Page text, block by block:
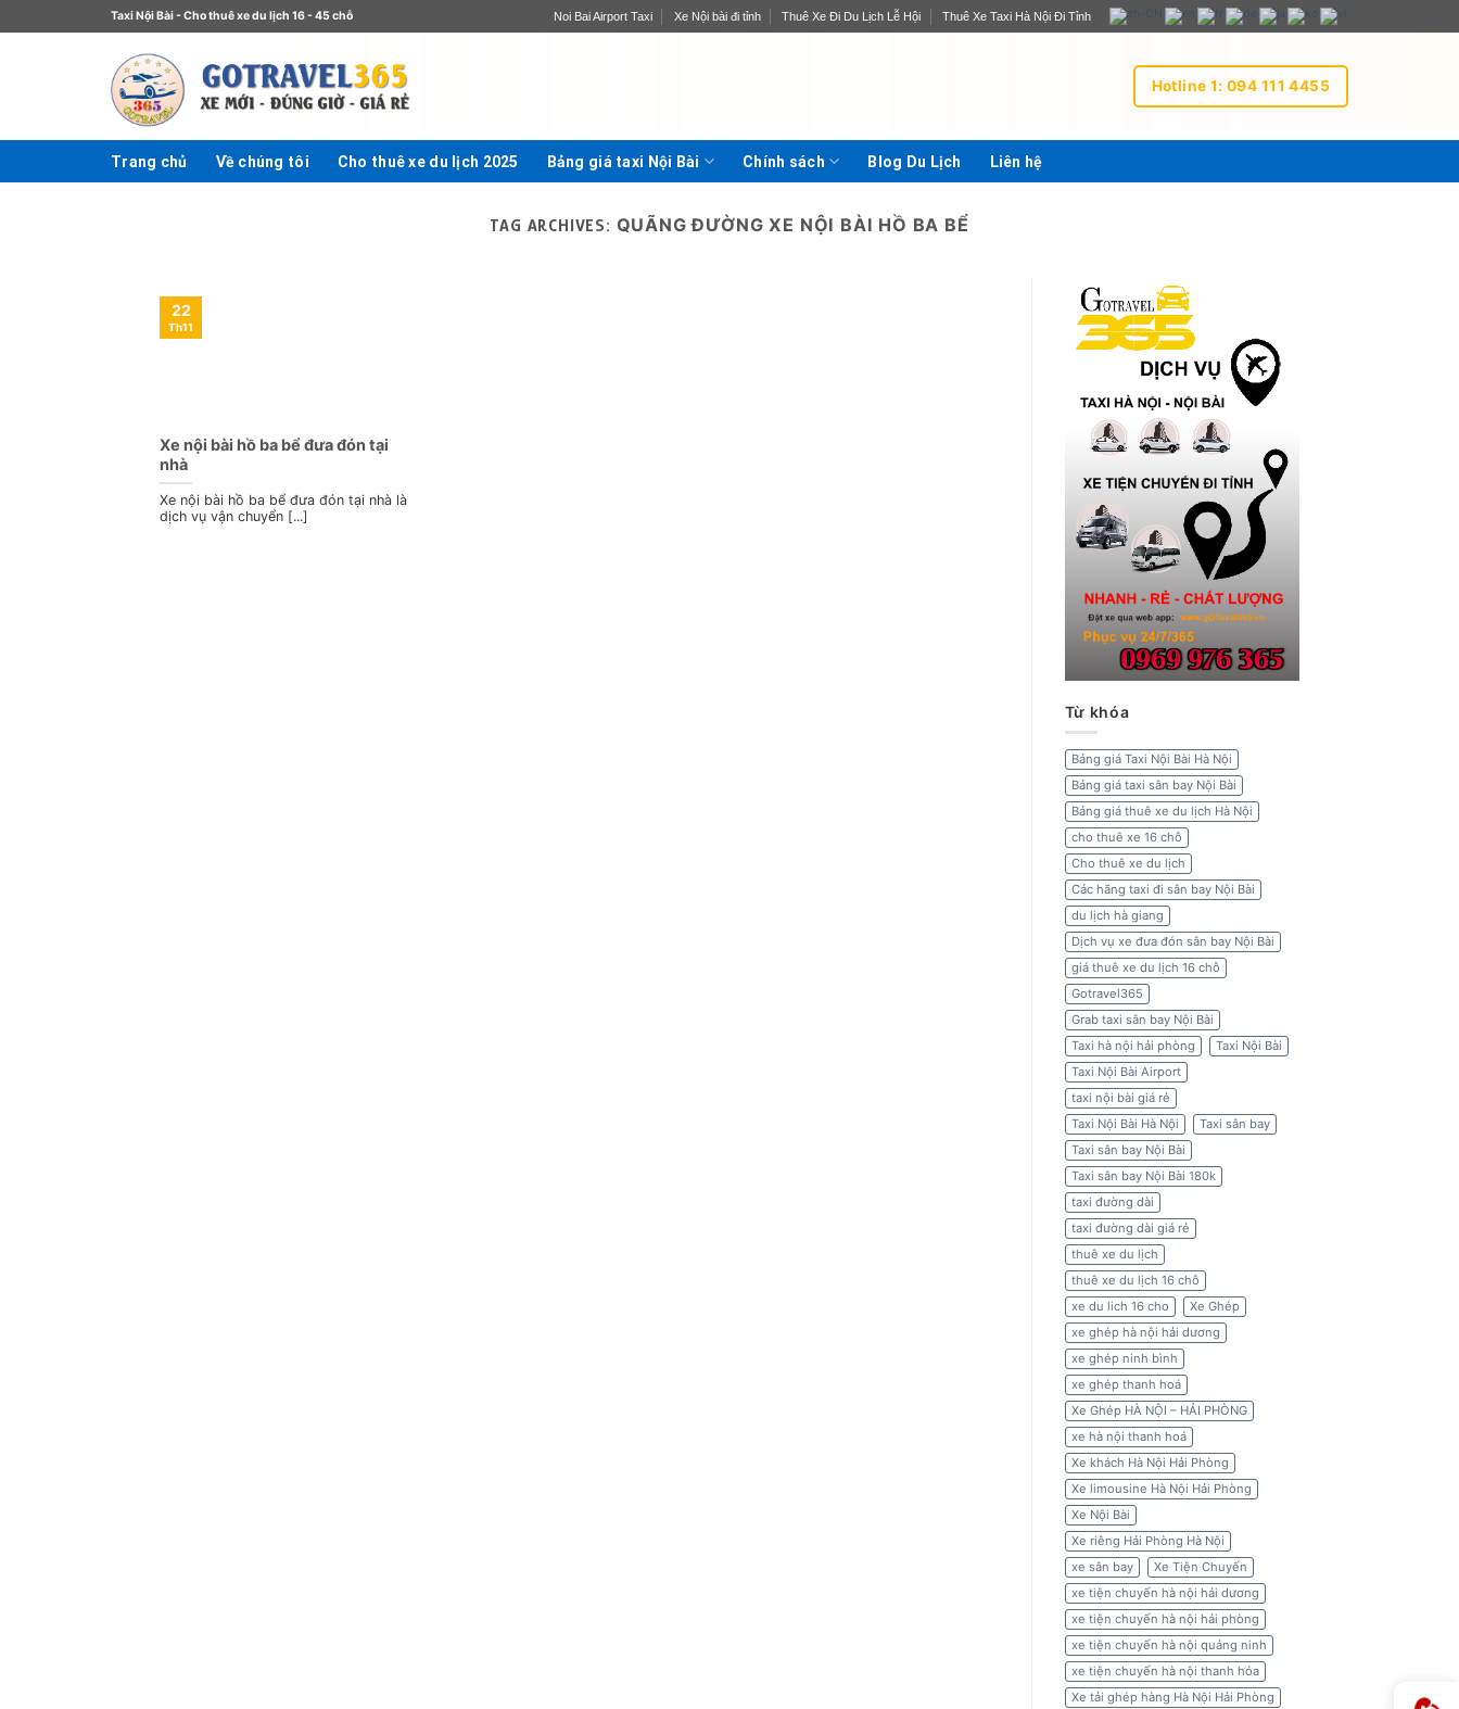
Taxi Nội Bài - Cho thuê xe du lịch 16 - 45 chỗ Noi Bai Airport Taxi Xe Nội bài đi tỉnh Thuê Xe Đi Du Lịch Lễ Hội Thuê Xe Taxi Hà Nội Đi Tỉnh
Hotline 1: 094 111 4455
Trang chủ Về chúng tôi Cho thuê xe du lịch 2025 Bảng giá taxi Nội Bài Chính sách Blog Du Lịch Liên hệ
TAG ARCHIVES: QUÃNG ĐƯỜNG XE NỘI BÀI HỒ BA BỂ
Xe nội bài hồ ba bể đưa đón tại
nhà
Xe nội bài hồ ba bể đưa đón tại nhà là
dịch vụ vận chuyển [...]
22
Th11
Từ khóa
Bảng giá Taxi Nội Bài Hà Nội
Bảng giá taxi sân bay Nội Bài
Bảng giá thuê xe du lịch Hà Nội
cho thuê xe 16 chỗ
Cho thuê xe du lịch
Các hãng taxi đi sân bay Nội Bài
du lịch hà giang
Dịch vụ xe đưa đón sân bay Nội Bài
giá thuê xe du lịch 16 chỗ
Gotravel365
Grab taxi sân bay Nội Bài
Taxi hà nội hải phòng
Taxi Nội Bài
Taxi Nội Bài Airport
taxi nội bài giá rẻ
Taxi Nội Bài Hà Nội
Taxi sân bay
Taxi sân bay Nội Bài
Taxi sân bay Nội Bài 180k
taxi đường dài
taxi đường dài giá rẻ
thuê xe du lịch
thuê xe du lịch 16 chỗ
xe du lich 16 cho
Xe Ghép
xe ghép hà nội hải dương
xe ghép ninh bình
xe ghép thanh hoá
Xe Ghép HÀ NỘI – HẢI PHÒNG
xe hà nội thanh hoá
Xe khách Hà Nội Hải Phòng
Xe limousine Hà Nội Hải Phòng
Xe Nội Bài
Xe riêng Hải Phòng Hà Nội
xe sân bay
Xe Tiện Chuyến
xe tiện chuyến hà nội hải dương
xe tiện chuyến hà nội hải phòng
xe tiện chuyến hà nội quảng ninh
xe tiện chuyến hà nội thanh hóa
Xe tải ghép hàng Hà Nội Hải Phòng